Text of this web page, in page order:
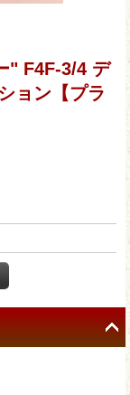
" F4F-3/4 デ
ョン【プラ